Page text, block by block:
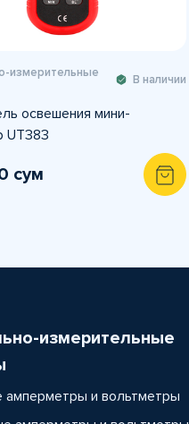
измерительные
В наличии
освешения мини-
UT383
сум
измерительные
и вольтметры